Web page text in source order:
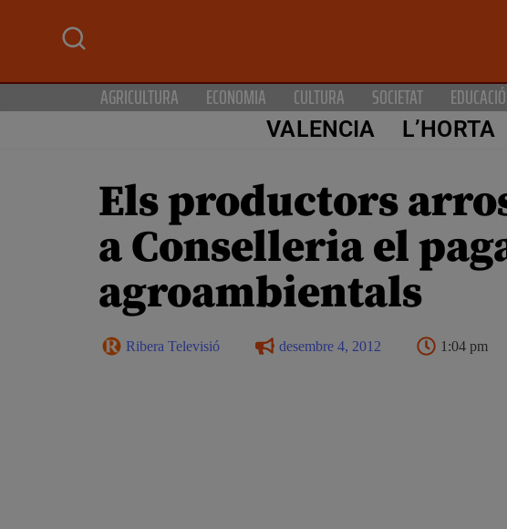
AGRICULTURA ECONOMIA CULTURA SOCIETAT EDUCACIÓ
VALENCIA L’HORTA
Els productors
a Conselleria el
agroambientals
Ribera Televisió desembre 4, 2012 1:04 pm